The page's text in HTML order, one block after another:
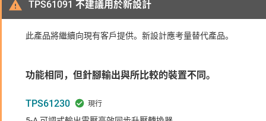
TPS61091 不建議用於新設計
此產品將繼續向現有客戶提供。新設計應考量替代產品。
功能相同，但針腳輸出與所比較的裝置不同。
TPS61230